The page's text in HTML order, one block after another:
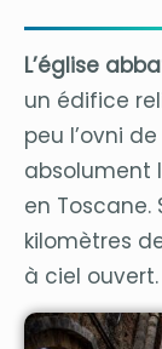
L’église
un édifice
peu l’ovni
absolument
en
kilomètres
à ciel